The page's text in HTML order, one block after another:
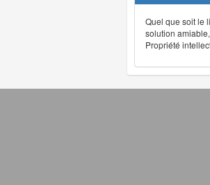
Quel que soit le
solution
Propriété